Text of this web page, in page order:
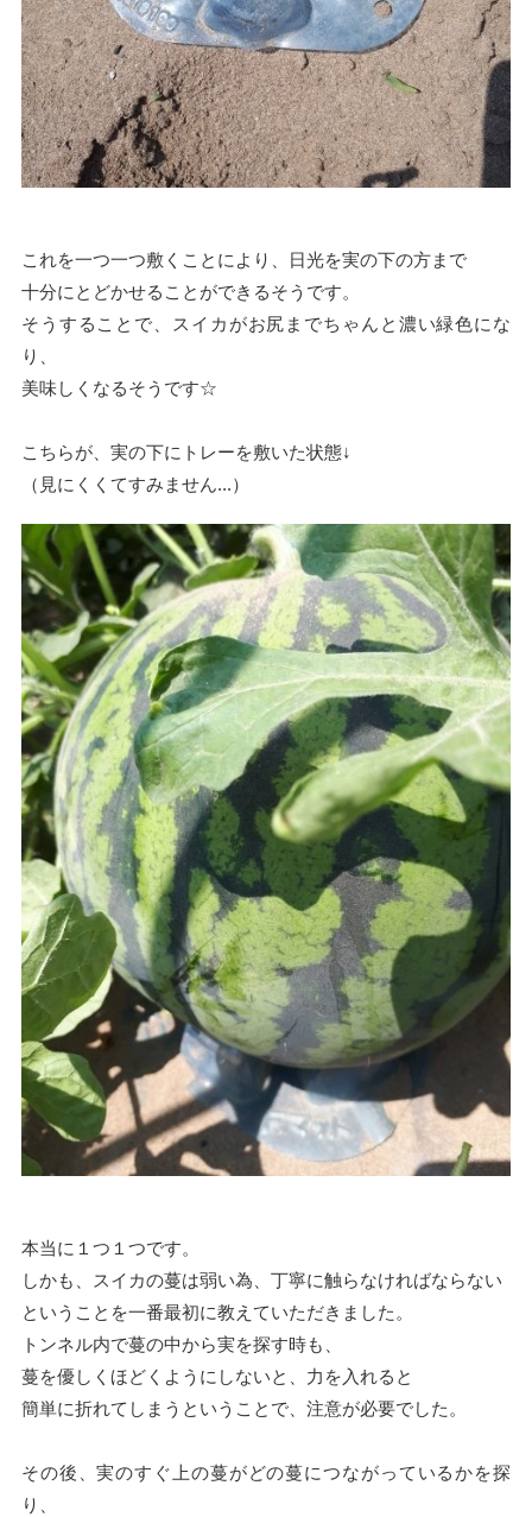
これを一つ一つ敷くことにより、日光を実の下の方まで
十分にとどかせることができるそうです。
そうすることで、スイカがお尻までちゃんと濃い緑色にな
り、
美味しくなるそうです☆
こちらが、実の下にトレーを敷いた状態↓
（見にくくてすみません...）
本当に１つ１つです。
しかも、スイカの蔓は弱い為、丁寧に触らなければならない
ということを一番最初に教えていただきました。
トンネル内で蔓の中から実を探す時も、
蔓を優しくほどくようにしないと、力を入れると
簡単に折れてしまうということで、注意が必要でした。
その後、実のすぐ上の蔓がどの蔓につながっているかを探
り、